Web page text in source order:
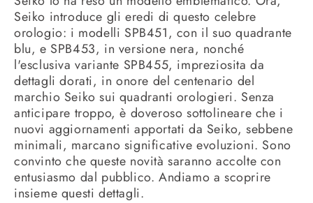
Seiko introduce gli eredi di questo celebre
orologio: i modelli SPB451, con il suo quadrante
blu, e SPB453, in versione nera, nonché
l'esclusiva variante SPB455, impreziosita da
dettagli dorati, in onore del centenario del
marchio Seiko sui quadranti orologieri. Senza
anticipare troppo, è doveroso sottolineare che i
nuovi aggiornamenti apportati da Seiko, sebbene
minimali, marcano significative evoluzioni. Sono
convinto che queste novità saranno accolte con
entusiasmo dal pubblico. Andiamo a scoprire
insieme questi dettagli.